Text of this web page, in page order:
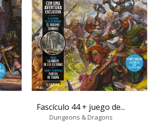
Fascículo 44 + juego de...
Dungeons & Dragons